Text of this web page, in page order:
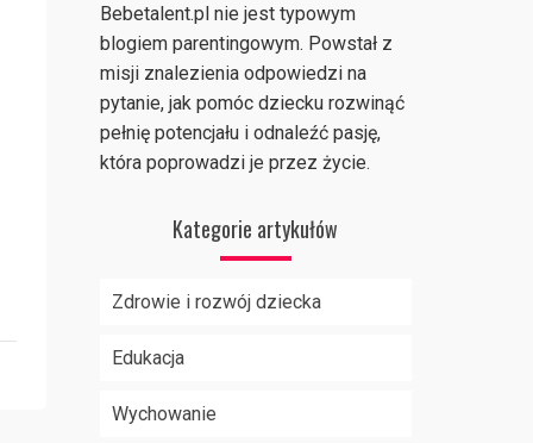
Bebetalent.pl nie jest typowym
blogiem parentingowym. Powstał z
misji znalezienia odpowiedzi na
pytanie, jak pomóc dziecku rozwinąć
pełnię potencjału i odnaleźć pasję,
która poprowadzi je przez życie.
Kategorie artykułów
Zdrowie i rozwój dziecka
Edukacja
Wychowanie